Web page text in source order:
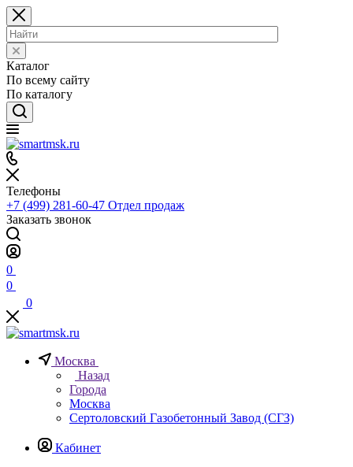
Каталог
По всему сайту
По каталогу
Телефоны
+7 (499) 281-60-47 Отдел продаж
Заказать звонок
0
0
0
Москва
Назад
Города
Москва
Сертоловский Газобетонный Завод (СГЗ)
Кабинет